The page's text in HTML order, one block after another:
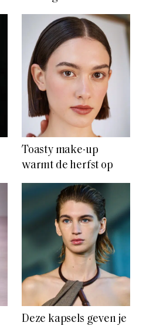
Toasty make-up
warmt de herfst op
Deze kapsels geven je